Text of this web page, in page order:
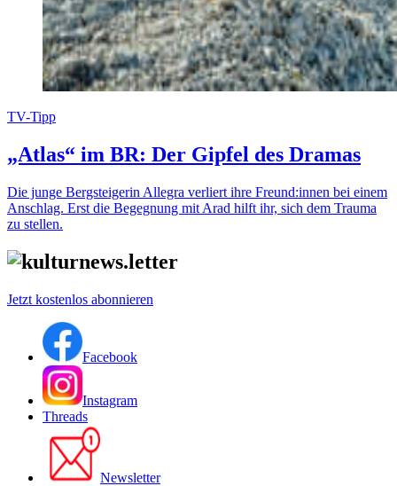
TV-Tipp
„Atlas“ im BR: Der Gipfel des Dramas
Die junge Bergsteigerin Allegra verliert ihre Freund:innen bei einem
Anschlag. Erst die Begegnung mit Arad hilft ihr, sich dem Trauma
zu stellen.
Jetzt kostenlos abonnieren
Facebook
Instagram
Threads
Newsletter